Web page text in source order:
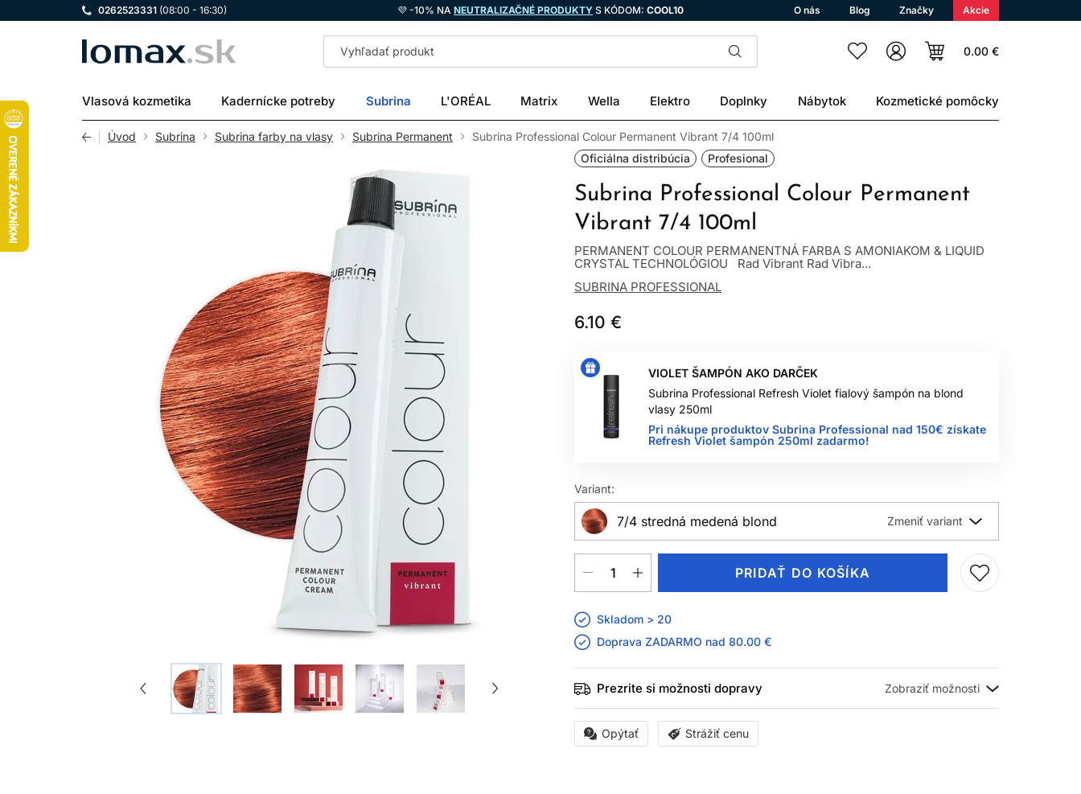
0262523331 (08:00 - 16:30) 💜 -10% NA NEUTRALIZAČNÉ PRODUKTY S KÓDOM: COOL10 O nás Blog Značky Akcie
LOMAX 0.00 €
Vlasová kozmetika Kadernícke potreby Subrina L'ORÉAL Matrix Wella Elektro Doplnky Nábytok Kozmetické pomôcky
Úvod Subrina Subrina farby na vlasy Subrina Permanent
Subrina Professional Colour Permanent Vibrant 7/4 100ml
Oficiálna distribúcia
Profesional
Subrina Professional Colour Permanent
Vibrant 7/4 100ml
PERMANENT COLOUR PERMANENTNÁ FARBA S AMONIAKOM & LIQUID
CRYSTAL TECHNOLÓGIOU Rad Vibrant Rad Vibra...
SUBRINA PROFESSIONAL
6.10 €
VIOLET ŠAMPÓN AKO DARČEK
Subrina Professional Refresh Violet fialový šampón na blond
vlasy 250ml
Pri nákupe produktov Subrina Professional nad 150€ získate
Refresh Violet šampón 250ml zadarmo!
Variant:
7/4 stredná medená blond
PRIDAŤ DO KOŠÍKA
Skladom > 20
Doprava ZADARMO nad 80.00 €
Prezrite si možnosti dopravy
Opýtať Strážiť cenu